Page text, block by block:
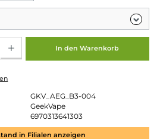
Teal-Blue
nicht verfügbar.)
Option ist zurzeit nicht verfügbar.)
Sunset-Red
(Diese Option ist zurzeit nicht verfügbar.)
In den Warenkorb